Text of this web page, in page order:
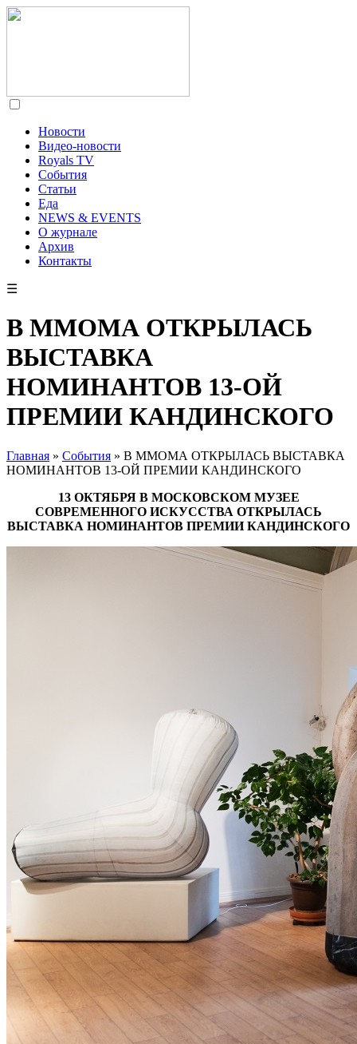
Новости
Видео-новости
Royals TV
События
Статьи
Еда
NEWS & EVENTS
О журнале
Архив
Контакты
☰
В ММОМА ОТКРЫЛАСЬ
ВЫСТАВКА
НОМИНАНТОВ 13-ОЙ
ПРЕМИИ КАНДИНСКОГО
Главная » События » В ММОМА ОТКРЫЛАСЬ ВЫСТАВКА
НОМИНАНТОВ 13-ОЙ ПРЕМИИ КАНДИНСКОГО
13 ОКТЯБРЯ В МОСКОВСКОМ МУЗЕЕ
СОВРЕМЕННОГО ИСКУССТВА ОТКРЫЛАСЬ
ВЫСТАВКА НОМИНАНТОВ ПРЕМИИ КАНДИНСКОГО